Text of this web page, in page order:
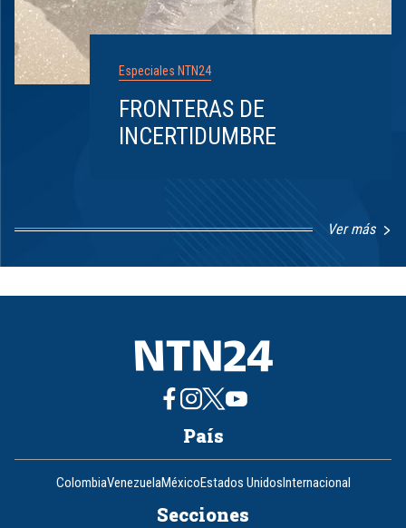
Especiales NTN24
FRONTERAS DE
INCERTIDUMBRE
Ver más
1
8
País
ColombiaVenezuelaMéxicoEstados UnidosInternacional
Secciones